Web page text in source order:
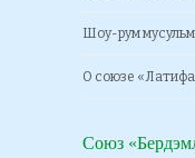
Шоу-рум
О союзе
Союз